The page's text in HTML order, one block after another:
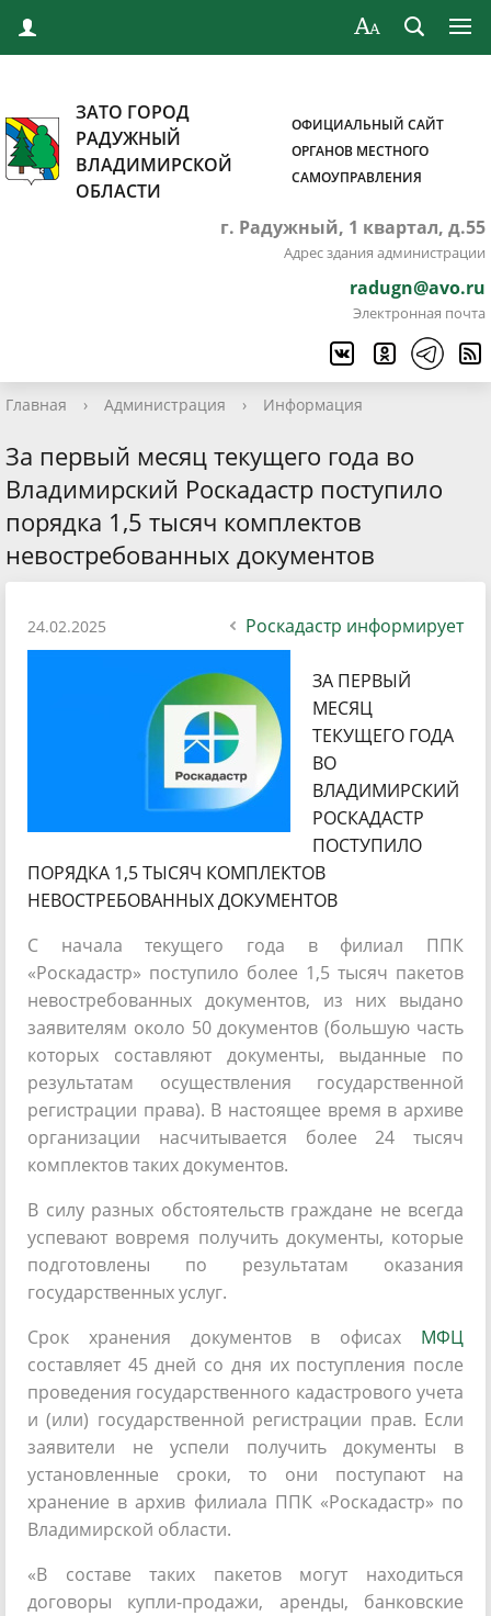
ЗАТО ГОРОД
РАДУЖНЫЙ
ВЛАДИМИРСКОЙ
ОБЛАСТИ
ОФИЦИАЛЬНЫЙ САЙТ
ОРГАНОВ МЕСТНОГО
САМОУПРАВЛЕНИЯ
г. Радужный, 1 квартал, д.55
Адрес здания администрации
radugn@avo.ru
Электронная почта
Главная › Администрация › Информация
За первый месяц текущего года во
Владимирский Роскадастр поступило
порядка 1,5 тысяч комплектов
невостребованных документов
24.02.2025 Роскадастр информирует
ЗА ПЕРВЫЙ
МЕСЯЦ
ТЕКУЩЕГО ГОДА
ВО
ВЛАДИМИРСКИЙ
РОСКАДАСТР
ПОСТУПИЛО
ПОРЯДКА 1,5 ТЫСЯЧ КОМПЛЕКТОВ
НЕВОСТРЕБОВАННЫХ ДОКУМЕНТОВ
С начала текущего года в филиал ППК
«Роскадастр» поступило более 1,5 тысяч пакетов
невостребованных документов, из них выдано
заявителям около 50 документов (большую часть
которых составляют документы, выданные по
результатам осуществления государственной
регистрации права). В настоящее время в архиве
организации насчитывается более 24 тысяч
комплектов таких документов.
В силу разных обстоятельств граждане не всегда
успевают вовремя получить документы, которые
подготовлены по результатам оказания
государственных услуг.
Срок хранения документов в офисах МФЦ
составляет 45 дней со дня их поступления после
проведения государственного кадастрового учета
и (или) государственной регистрации прав. Если
заявители не успели получить документы в
установленные сроки, то они поступают на
хранение в архив филиала ППК «Роскадастр» по
Владимирской области.
«В составе таких пакетов могут находиться
договоры купли-продажи, аренды, банковские